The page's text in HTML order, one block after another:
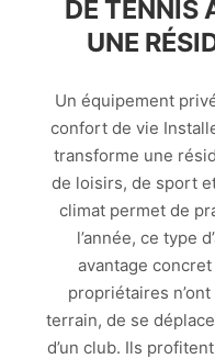
DE TENNIS
UNE
Un équipement
confort de vie
transforme une
de loisirs, de sport
climat permet de
l’année, ce type
avantage
propriétaires
terrain, de se
d’un club. Ils